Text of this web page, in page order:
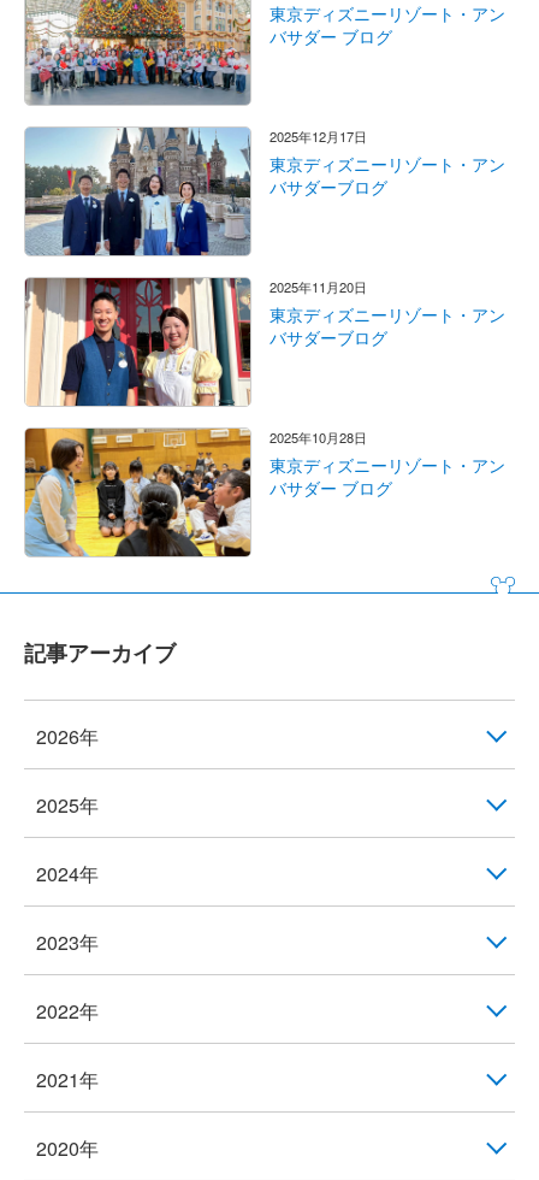
東京ディズニーリゾート・アン
バサダー ブログ
2025年12月17日
東京ディズニーリゾート・アン
バサダーブログ
2025年11月20日
東京ディズニーリゾート・アン
バサダーブログ
2025年10月28日
東京ディズニーリゾート・アン
バサダー ブログ
記事アーカイブ
2026年
2025年
2024年
2023年
2022年
2021年
2020年